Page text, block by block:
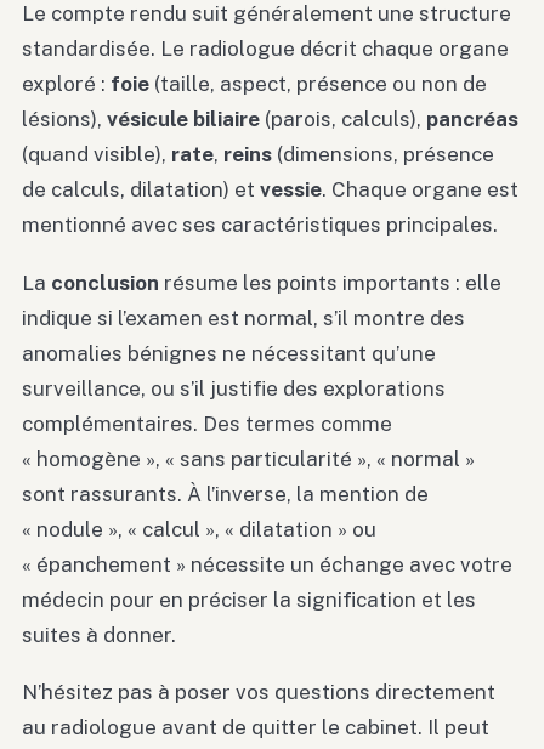
Le compte rendu suit généralement une structure
standardisée. Le radiologue décrit chaque organe
exploré : foie (taille, aspect, présence ou non de
lésions), vésicule biliaire (parois, calculs), pancréas
(quand visible), rate, reins (dimensions, présence
de calculs, dilatation) et vessie. Chaque organe est
mentionné avec ses caractéristiques principales.
La conclusion résume les points importants : elle
indique si l’examen est normal, s’il montre des
anomalies bénignes ne nécessitant qu’une
surveillance, ou s’il justifie des explorations
complémentaires. Des termes comme
« homogène », « sans particularité », « normal »
sont rassurants. À l’inverse, la mention de
« nodule », « calcul », « dilatation » ou
« épanchement » nécessite un échange avec votre
médecin pour en préciser la signification et les
suites à donner.
N’hésitez pas à poser vos questions directement
au radiologue avant de quitter le cabinet. Il peut